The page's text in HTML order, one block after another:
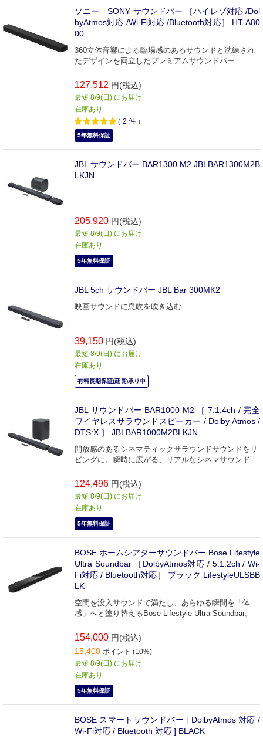
ソニー SONY サウンドバー ［ハイレゾ対応 /Dol
byAtmos対応 /Wi-Fi対応 /Bluetooth対応］ HT-A80
00
360立体音響による臨場感のあるサウンドと洗練され
たデザインを両立したプレミアムサウンドバー
127,512 円(税込)
最短 8/9(日) にお届け
在庫あり
（ 2 件 ）
5年無料保証
JBL サウンドバー BAR1300 M2 JBLBAR1300M2B
LKJN
205,920 円(税込)
最短 8/9(日) にお届け
在庫あり
5年無料保証
JBL 5ch サウンドバー JBL Bar 300MK2
映画サウンドに息吹を吹き込む
39,150 円(税込)
最短 8/9(日) にお届け
在庫あり
有料長期保証(延長)承り中
JBL サウンドバー BAR1000 M2 ［ 7.1.4ch / 完全
ワイヤレスサラウンドスピーカー / Dolby Atmos /
DTS:X ］ JBLBAR1000M2BLKJN
開放感のあるシネマティックサラウンドサウンドをリ
ビングに。瞬時に広がる、リアルなシネマサウンド
124,496 円(税込)
最短 8/9(日) にお届け
在庫あり
5年無料保証
BOSE ホームシアターサウンドバー Bose Lifestyle
Ultra Soundbar ［DolbyAtmos対応 / 5.1.2ch / Wi-
Fi対応 / Bluetooth対応］ ブラック LifestyleULSBB
LK
空間を没入サウンドで満たし、あらゆる瞬間を「体
感」へと塗り替えるBose Lifestyle Ultra Soundbar。
154,000 円(税込)
15,400 ポイント (10%)
最短 8/9(日) にお届け
在庫あり
5年無料保証
BOSE スマートサウンドバー [ DolbyAtmos 対応 /
Wi-Fi対応 / Bluetooth 対応 ] BLACK